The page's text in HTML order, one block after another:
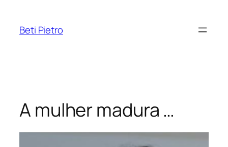
Beti Pietro
A mulher madura …